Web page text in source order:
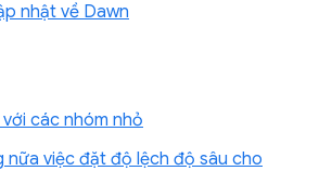
nhật về Dawn
các nhóm nhỏ
nữa việc đặt độ lệch độ sâu cho